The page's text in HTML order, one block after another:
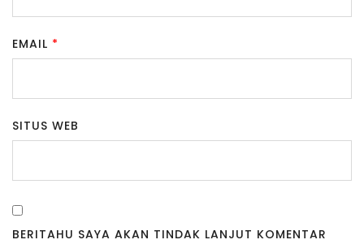
EMAIL *
SITUS WEB
BERITAHU SAYA AKAN TINDAK LANJUT KOMENTAR